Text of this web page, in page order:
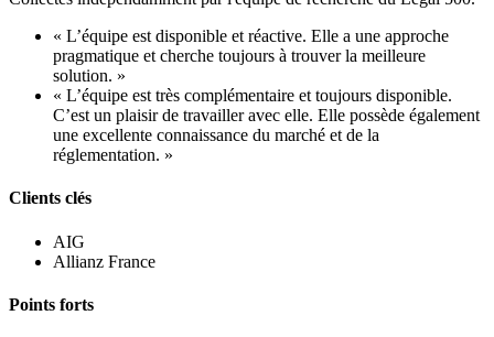
« L’équipe est disponible et réactive. Elle a une approche
pragmatique et cherche toujours à trouver la meilleure
solution. »
« L’équipe est très complémentaire et toujours disponible.
C’est un plaisir de travailler avec elle. Elle possède également
une excellente connaissance du marché et de la
réglementation. »
Clients clés
AIG
Allianz France
Points forts